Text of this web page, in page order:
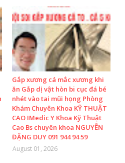
Gắp xương cá mắc xương khi
ăn Gắp dị vật hòn bi cục đá bé
nhét vào tai mũi họng Phòng
Khám Chuyên Khoa KỸ THUẬT
CAO IMedic Y Khoa Kỹ Thuật
Cao Bs chuyên khoa NGUYỄN
ĐẶNG DUY 091 944 94 59
August 01, 2026